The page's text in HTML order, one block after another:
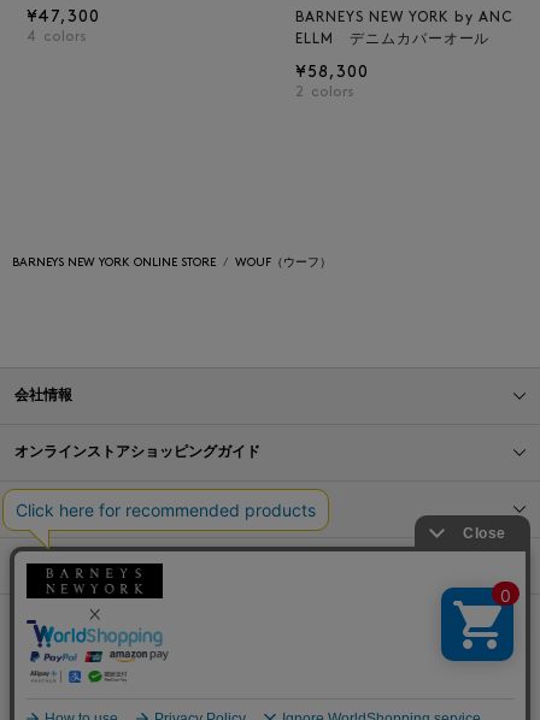
¥47,300
4 colors
BARNEYS NEW YORK by ANC
ELLM デニムカバーオール
¥58,300
2 colors
BARNEYS NEW YORK ONLINE STORE WOUF（ウーフ）
会社情報
オンラインストアショッピングガイド
店舗情報
サービス